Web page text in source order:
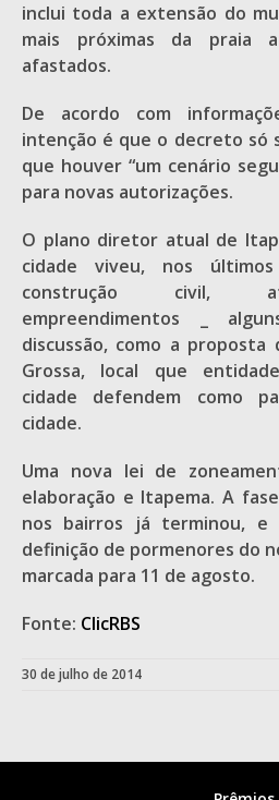
inclui toda a extensão do
mais próximas da praia
afastados.
De acordo com
intenção é que o decreto só
que houver “um cenário
para novas autorizações.
O plano diretor atual de
cidade viveu, nos
construção civil,
empreendimentos _
discussão, como a proposta
Grossa, local que
cidade defendem como
cidade.
Uma nova lei de
elaboração e Itapema. A
nos bairros já terminou, e
definição de pormenores do
marcada para 11 de agosto.
Fonte: ClicRBS
30 de julho de 2014